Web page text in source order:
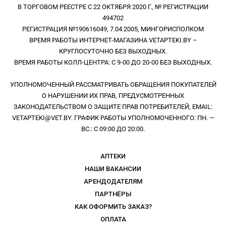
йодат кальция безводный с покрытием) - 0,64 мг; Селен (Е8)
(Селенит натрия) - 0,50 мг; DL-метионин (3c301) - 2500 мг;
Таурин (3a370) - 1000 мг; L-карнитин (3a910) - 500 мг.
Антиоксиданты: экстракты токоферолов из растительных
масел (1b306(i)) – 150 мг.
В ТОРГОВОМ РЕЕСТРЕ С 22 ОКТЯБРЯ 2020 Г., № РЕГИСТРАЦИИ
494702
РЕГИСТРАЦИЯ №190616049, 7.04.2005, МИНГОРИСПОЛКОМ
ВРЕМЯ РАБОТЫ ИНТЕРНЕТ-МАГАЗИНА VETAPTEKI.BY –
КРУГЛОСУТОЧНО БЕЗ ВЫХОДНЫХ.
ВРЕМЯ РАБОТЫ КОЛЛ-ЦЕНТРА: С 9-00 ДО 20-00 БЕЗ ВЫХОДНЫХ.
УПОЛНОМОЧЕННЫЙ РАССМАТРИВАТЬ ОБРАЩЕНИЯ ПОКУПАТЕЛЕЙ
О НАРУШЕНИИ ИХ ПРАВ, ПРЕДУСМОТРЕННЫХ
ЗАКОНОДАТЕЛЬСТВОМ О ЗАЩИТЕ ПРАВ ПОТРЕБИТЕЛЕЙ, EMAIL:
VETAPTEKI@VET.BY. ГРАФИК РАБОТЫ УПОЛНОМОЧЕННОГО: ПН. —
ВС.: С 09:00 ДО 20:00.
АПТЕКИ
НАШИ ВАКАНСИИ
АРЕНДОДАТЕЛЯМ
ПАРТНЁРЫ
КАК ОФОРМИТЬ ЗАКАЗ?
ОПЛАТА